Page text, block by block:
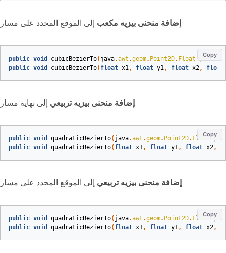
إضافة منحنى بيزيه مكعب إلى الموقع المحدد على مسار
Copy
public void cubicBezierTo( java.awt .geom. Point2D. Float point1 ,
public void cubicBezierTo( float x1, float y1, float x2, float
إضافة منحنى بيزيه تربيعي إلى نهاية مسار
Copy
public void quadraticBezierTo( java.awt .geom. Point2D. Float
public void quadraticBezierTo( float x1, float y1, float x2,
إضافة منحنى بيزيه تربيعي إلى الموقع المحدد على مسار
Copy
public void quadraticBezierTo( java.awt .geom. Point2D. Float
public void quadraticBezierTo( float x1, float y1, float x2,